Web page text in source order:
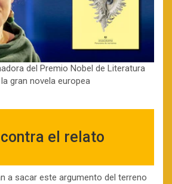
del Premio Nobel de Literatura
gran novela europea
contra el relato
a sacar este argumento del terreno